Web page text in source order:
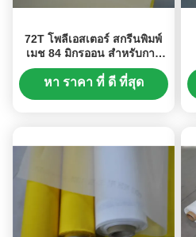
72T โพลีเอสเตอร์ สกรีนพิมพ์
เมช 84 มิกรออน สําหรับการ
พิมพ์กระจก
หา ราคา ที่ ดี ที่สุด